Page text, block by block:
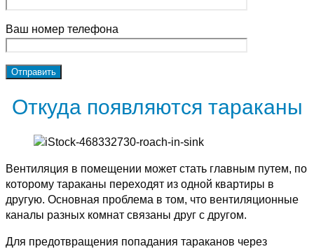
Ваш номер телефона
Откуда появляются тараканы
Вентиляция в помещении может стать главным путем, по
которому тараканы переходят из одной квартиры в
другую. Основная проблема в том, что вентиляционные
каналы разных комнат связаны друг с другом.
Для предотвращения попадания тараканов через